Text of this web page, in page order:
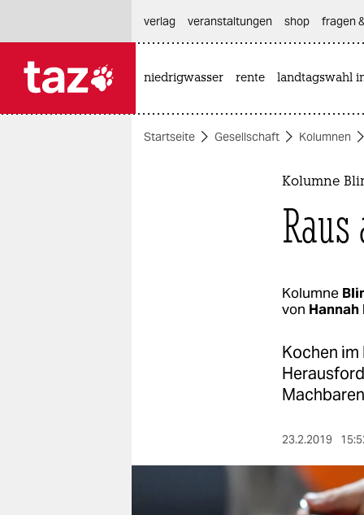
themen
verlag
veranstaltungen shop fragen
niedrigwasser rente landtagswahl
Startseite Gesellschaft Kolumnen
Kolumne
Kolumne
von Hannah
Kochen im
23.2.2019